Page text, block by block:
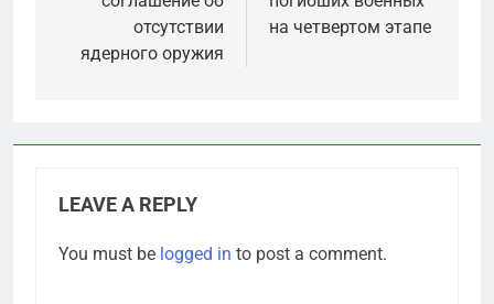
отсутствии
ядерного оружия
на четвертом этапе
LEAVE A REPLY
You must be logged in to post a comment.